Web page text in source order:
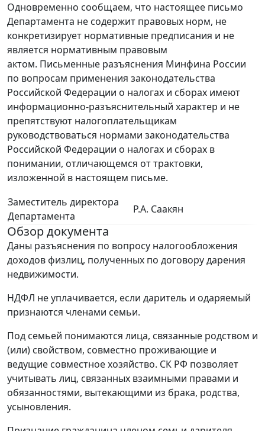
Одновременно сообщаем, что настоящее письмо
Департамента не содержит правовых норм, не
конкретизирует нормативные предписания и не
является нормативным правовым
актом. Письменные разъяснения Минфина России
по вопросам применения законодательства
Российской Федерации о налогах и сборах имеют
информационно-разъяснительный характер и не
препятствуют налогоплательщикам
руководствоваться нормами законодательства
Российской Федерации о налогах и сборах в
понимании, отличающемся от трактовки,
изложенной в настоящем письме.
Заместитель директора
Департамента
Р.А. Саакян
Обзор документа
Даны разъяснения по вопросу налогообложения
доходов физлиц, полученных по договору дарения
недвижимости.
НДФЛ не уплачивается, если даритель и одаряемый
признаются членами семьи.
Под семьей понимаются лица, связанные родством и
(или) свойством, совместно проживающие и
ведущие совместное хозяйство. СК РФ позволяет
учитывать лиц, связанных взаимными правами и
обязанностями, вытекающими из брака, родства,
усыновления.